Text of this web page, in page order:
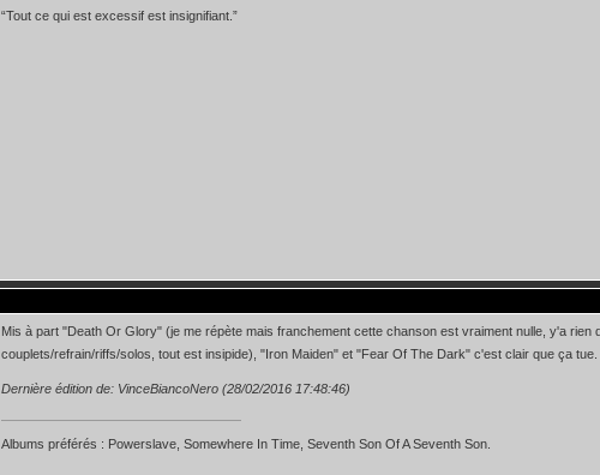
“Tout ce qui est excessif est insignifiant.”
Mis à part "Death Or Glory" (je me répète mais franchement cette chanson est vraiment nulle, y'a rien
couplets/refrain/riffs/solos, tout est insipide), "Iron Maiden" et "Fear Of The Dark" c'est clair que ça
Dernière édition de: VinceBiancoNero (28/02/2016 17:48:46)
Albums préférés : Powerslave, Somewhere In Time, Seventh Son Of A Seventh Son.